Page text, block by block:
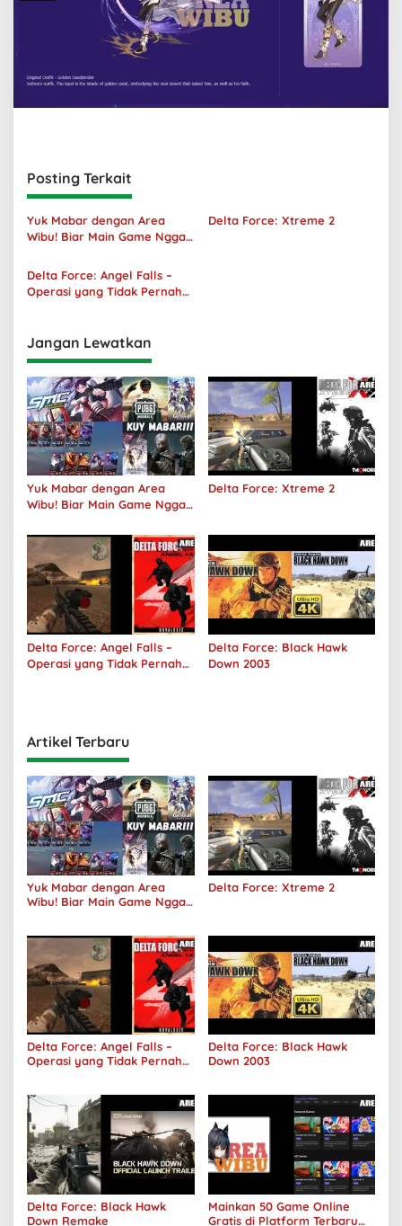
Posting Terkait
Yuk Mabar dengan Area
Wibu! Biar Main Game Nggak
Delta Force: Xtreme 2
Delta Force: Angel Falls –
Operasi yang Tidak Pernah
Jangan Lewatkan
Yuk Mabar dengan Area
Wibu! Biar Main Game Nggak
Delta Force: Xtreme 2
Delta Force: Angel Falls –
Operasi yang Tidak Pernah
Delta Force: Black Hawk
Down 2003
Artikel Terbaru
Yuk Mabar dengan Area
Wibu! Biar Main Game Nggak
Delta Force: Xtreme 2
Delta Force: Angel Falls –
Operasi yang Tidak Pernah
Delta Force: Black Hawk
Down 2003
Delta Force: Black Hawk
Down Remake
Mainkan 50 Game Online
Gratis di Platform Terbaru